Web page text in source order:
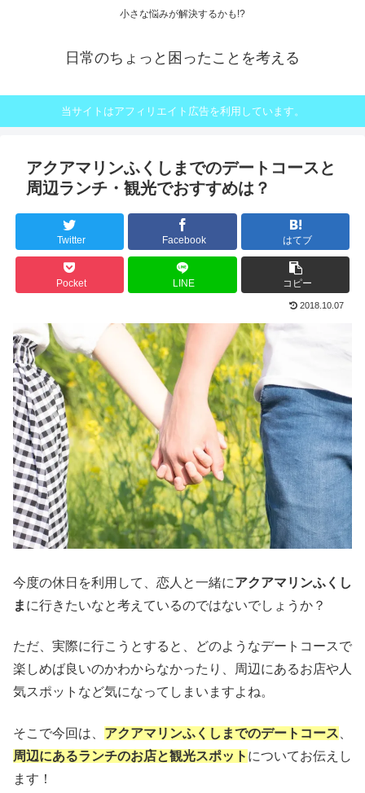
小さな悩みが解決するかも!?
日常のちょっと困ったことを考える
当サイトはアフィリエイト広告を利用しています。
アクアマリンふくしまでのデートコースと
周辺ランチ・観光でおすすめは？
Twitter Facebook はてブ
Pocket LINE コピー
2018.10.07
今度の休日を利用して、恋人と一緒にアクアマリンふくし
ま に行きたいなと考えているのではないでしょうか？
ただ、実際に行こうとすると、どのようなデートコースで
楽しめば良いのかわからなかったり、周辺にあるお店や人
気スポットなど気になってしまいますよね。
そこで今回は、 アクアマリンふくしまでのデートコース
周辺にあるランチのお店と観光スポット についてお伝えし
ます！